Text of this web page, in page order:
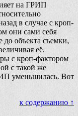
на ГРИП
в случае с кроп-
они сами себя
объекта съемки,
её.
с кроп-фактором
с такой же
уменьшилась. Вот
к содержанию ↑